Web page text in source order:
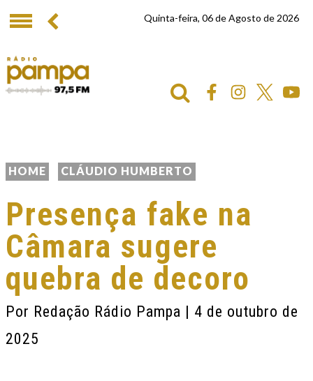
Quinta-feira, 06 de Agosto de 2026
HOME CLÁUDIO HUMBERTO
Presença fake na
Câmara sugere
quebra de decoro
Por Redação Rádio Pampa | 4 de outubro de
2025